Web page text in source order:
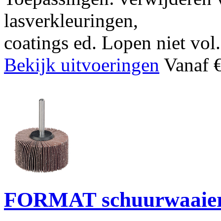
lasverkleuringen,
coatings ed. Lopen niet vol.
Bekijk uitvoeringen Vanaf
FORMAT